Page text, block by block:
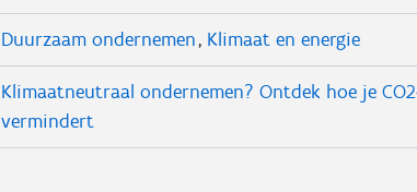
Duurzaam ondernemen Klimaat en energie
Klimaatneutraal ondernemen? Ontdek hoe je
vermindert